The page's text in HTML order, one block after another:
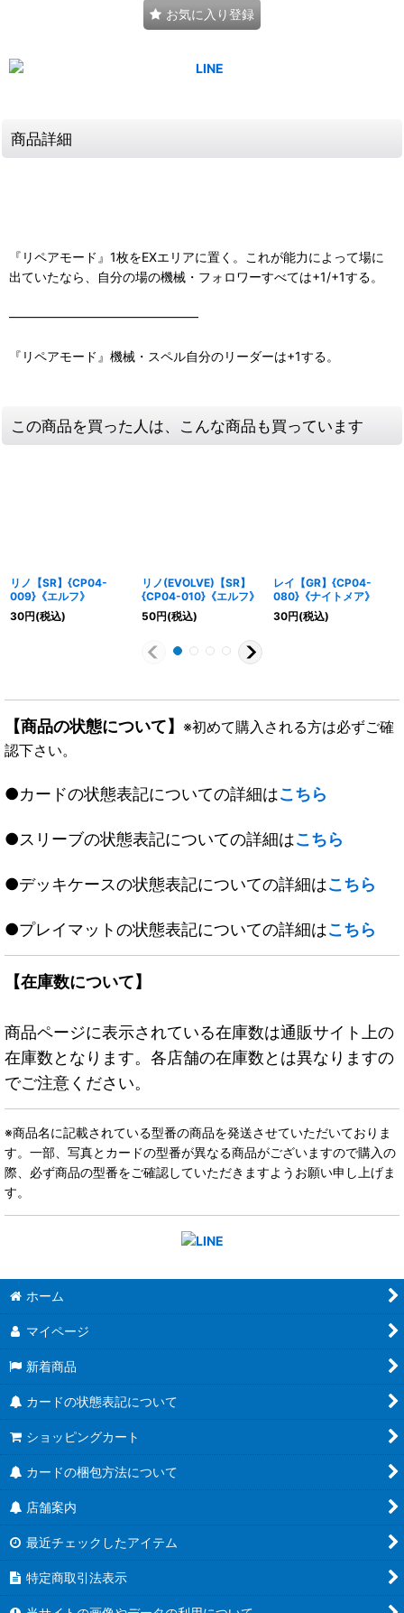
お気に入り登録
商品詳細
『リペアモード』1枚をEXエリアに置く。これが能力によって場に
出ていたなら、自分の場の機械・フォロワーすべては+1/+1する。
―――――――――――――――
『リペアモード』機械・スペル自分のリーダーは+1する。
この商品を買った人は、こんな商品も買っています
リノ【SR】{CP04-
009}《エルフ》
30円(税込)
リノ(EVOLVE)【SR】
{CP04-010}《エルフ》
50円(税込)
レイ【GR】{CP04-
080}《ナイトメア》
30円(税込)
【商品の状態について】 ※初めて購入される方は必ずご確
認下さい。
●カードの状態表記についての詳細はこちら
●スリーブの状態表記についての詳細はこちら
●デッキケースの状態表記についての詳細はこちら
●プレイマットの状態表記についての詳細はこちら
【在庫数について】
商品ページに表示されている在庫数は通販サイト上の
在庫数となります。各店舗の在庫数とは異なりますの
でご注意ください。
※商品名に記載されている型番の商品を発送させていただいておりま
す。一部、写真とカードの型番が異なる商品がございますので購入の
際、必ず商品の型番をご確認していただきますようお願い申し上げま
す。
ホーム
マイページ
新着商品
カードの状態表記について
ショッピングカート
カードの梱包方法について
店舗案内
最近チェックしたアイテム
特定商取引法表示